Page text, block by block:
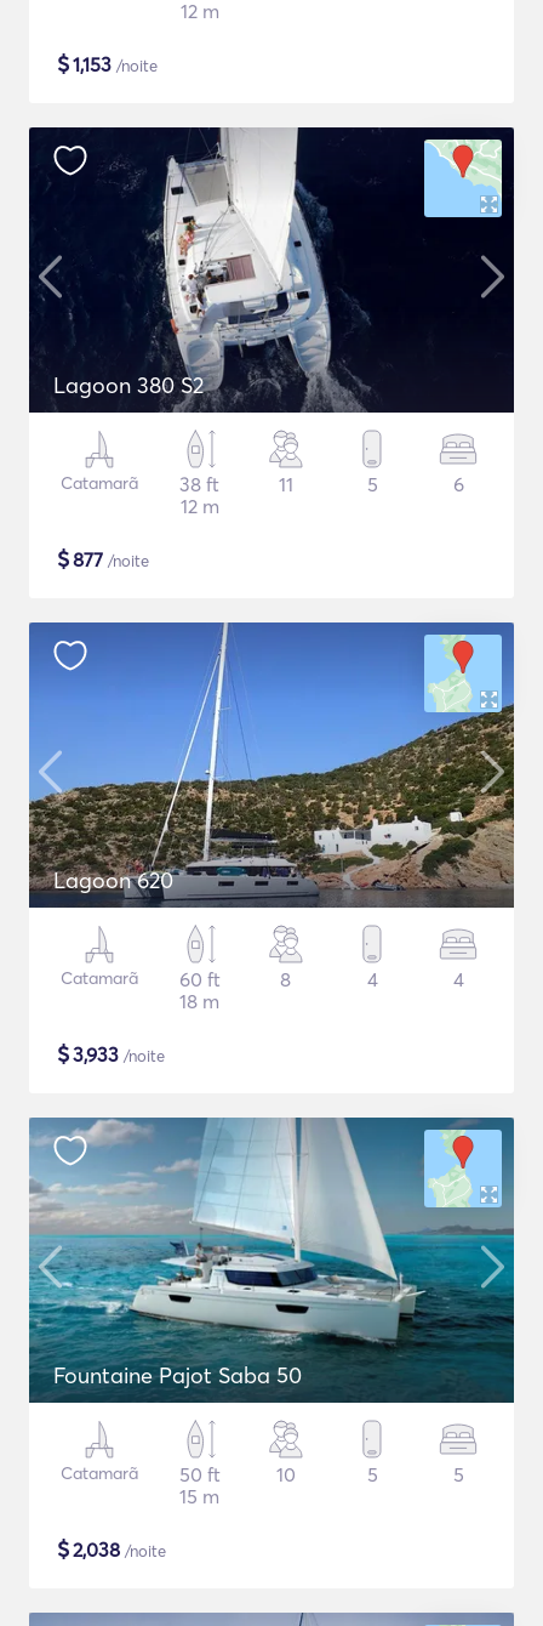
12 m
$1,153 /noite
Lagoon 380 S2
Catamarã
38 ft
12 m
11 5 6
$877 /noite
Lagoon 620
Catamarã
60 ft
18 m
8 4 4
$3,933 /noite
Fountaine Pajot Saba 50
Catamarã
50 ft
15 m
10 5 5
$2,038 /noite